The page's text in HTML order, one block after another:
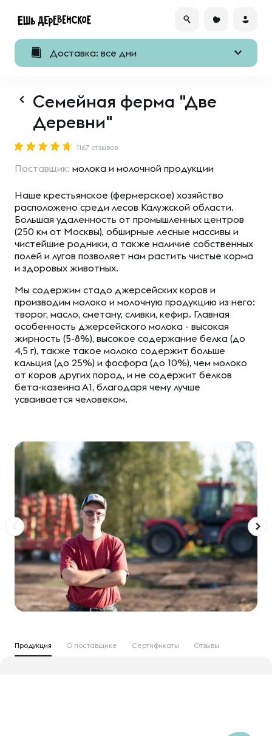
Доставка: все дни
Семейная ферма "Две
Деревни"
1167 отзывов
Поставщик: молока и молочной продукции
Наше крестьянское (фермерское) хозяйство
расположено среди лесов Калужской области.
Большая удаленность от промышленных центров
(250 км от Москвы), обширные лесные массивы и
чистейшие родники, а также наличие собственных
полей и лугов позволяет нам растить чистые корма
и здоровых животных.
Мы содержим стадо джерсейских коров и
производим молоко и молочную продукцию из него:
творог, масло, сметану, сливки, кефир. Главная
особенность джерсейского молока - высокая
жирность (5-8%), высокое содержание белка (до
4,5 г), также такое молоко содержит больше
кальция (до 25%) и фосфора (до 10%), чем молоко
от коров других пород, и не содержит белков
бета-казеина А1, благодаря чему лучше
усваивается человеком.
Продукция О поставщике Сертификаты Отзывы